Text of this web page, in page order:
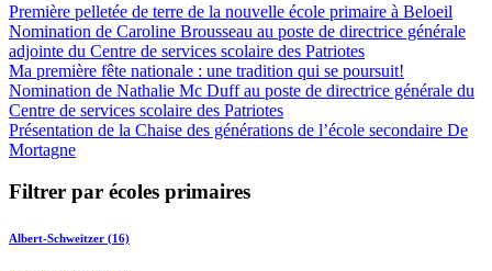
Première pelletée de terre de la nouvelle école primaire à Beloeil
Nomination de Caroline Brousseau au poste de directrice générale
adjointe du Centre de services scolaire des Patriotes
Ma première fête nationale : une tradition qui se poursuit!
Nomination de Nathalie Mc Duff au poste de directrice générale du
Centre de services scolaire des Patriotes
Présentation de la Chaise des générations de l’école secondaire De
Mortagne
Filtrer par écoles primaires
Albert-Schweitzer (16)